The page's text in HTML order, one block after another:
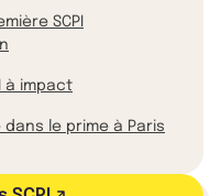
SCPI
à impact
dans le prime à Paris